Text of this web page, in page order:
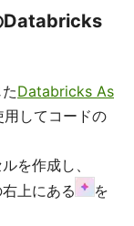
Databricks
Databricks As
してコードの
を作成し、
上にある
を